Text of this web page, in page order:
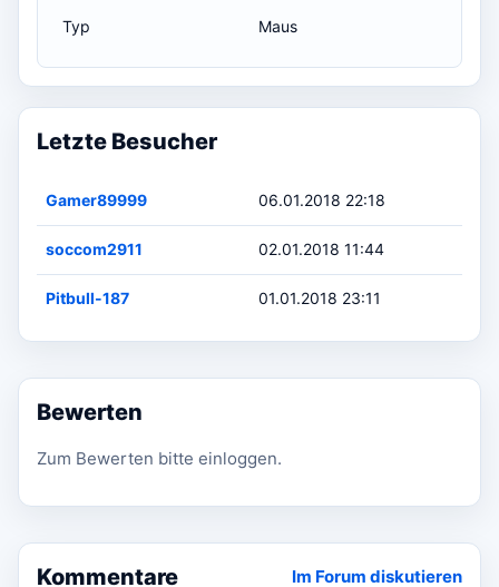
Typ Maus
Letzte Besucher
Gamer89999 06.01.2018 22:18
soccom2911 02.01.2018 11:44
Pitbull-187 01.01.2018 23:11
Bewerten
Zum Bewerten bitte einloggen.
Kommentare Im Forum diskutieren